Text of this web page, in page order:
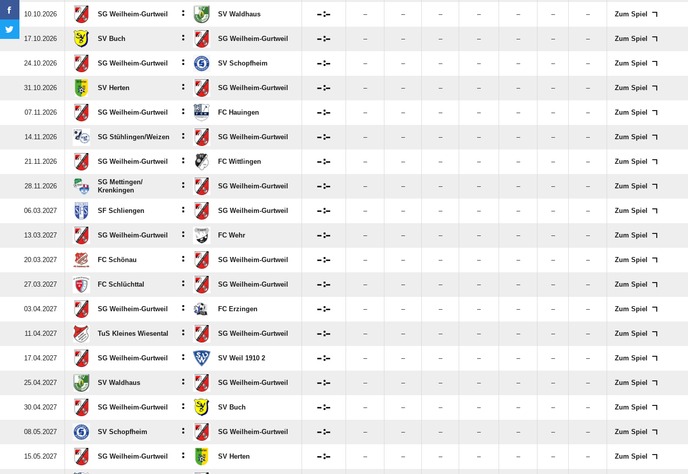
10.10.2026 SG Weilheim-Gurtweil : SV Waldhaus : – – – – – – – Zum Spiel
17.10.2026 SV Buch : SG Weilheim-Gurtweil : – – – – – – – Zum Spiel
24.10.2026 SG Weilheim-Gurtweil : SV Schopfheim : – – – – – – – Zum Spiel
31.10.2026 SV Herten : SG Weilheim-Gurtweil : – – – – – – – Zum Spiel
07.11.2026 SG Weilheim-Gurtweil : FC Hauingen : – – – – – – – Zum Spiel
14.11.2026 SG Stühlingen/​Weizen : SG Weilheim-Gurtweil : – – – – – – – Zum Spiel
21.11.2026 SG Weilheim-Gurtweil : FC Wittlingen : – – – – – – – Zum Spiel
28.11.2026
SG Mettingen/​
Krenkingen
: SG Weilheim-Gurtweil : – – – – – – – Zum Spiel
06.03.2027 SF Schliengen : SG Weilheim-Gurtweil : – – – – – – – Zum Spiel
13.03.2027 SG Weilheim-Gurtweil : FC Wehr : – – – – – – – Zum Spiel
20.03.2027 FC Schönau : SG Weilheim-Gurtweil : – – – – – – – Zum Spiel
27.03.2027 FC Schlüchttal : SG Weilheim-Gurtweil : – – – – – – – Zum Spiel
03.04.2027 SG Weilheim-Gurtweil : FC Erzingen : – – – – – – – Zum Spiel
11.04.2027 TuS Kleines Wiesental : SG Weilheim-Gurtweil : – – – – – – – Zum Spiel
17.04.2027 SG Weilheim-Gurtweil : SV Weil 1910 2 : – – – – – – – Zum Spiel
25.04.2027 SV Waldhaus : SG Weilheim-Gurtweil : – – – – – – – Zum Spiel
30.04.2027 SG Weilheim-Gurtweil : SV Buch : – – – – – – – Zum Spiel
08.05.2027 SV Schopfheim : SG Weilheim-Gurtweil : – – – – – – – Zum Spiel
15.05.2027 SG Weilheim-Gurtweil : SV Herten : – – – – – – – Zum Spiel